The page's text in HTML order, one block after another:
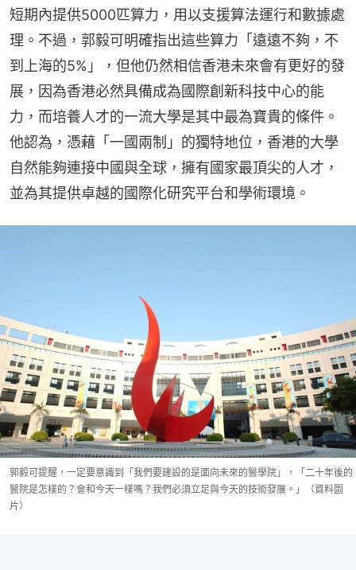
短期內提供5000匹算力，用以支援算法運行和數據處
理。不過，郭毅可明確指出這些算力「遠遠不夠，不
到上海的5%」，但他仍然相信香港未來會有更好的發
展，因為香港必然具備成為國際創新科技中心的能
力，而培養人才的一流大學是其中最為寶貴的條件。
他認為，憑藉「一國兩制」的獨特地位，香港的大學
自然能夠連接中國與全球，擁有國家最頂尖的人才，
並為其提供卓越的國際化研究平台和學術環境。
郭毅可提醒，一定要意識到「我們要建設的是面向未來的醫學院」，「二十年後的
醫院是怎樣的？會和今天一樣嗎？我們必須立足與今天的技術發展。」（資料圖
片）